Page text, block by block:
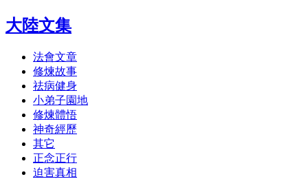
大陸文集
法會文章
修煉故事
祛病健身
小弟子園地
修煉體悟
神奇經歷
其它
正念正行
迫害真相